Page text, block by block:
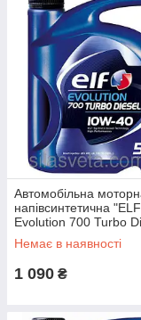
Автомобільна
напівсинтетична
Evolution 700 Turbo
10W40 5L
Немає в наявності
1 090 ₴